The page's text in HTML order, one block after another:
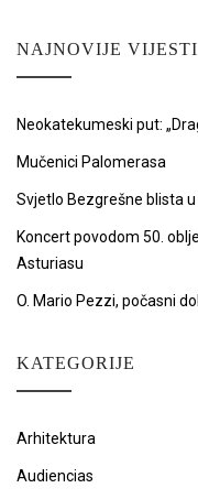
NAJNOVIJE VIJESTI
Neokatekumeski put:
Mučenici Palomerasa
Svjetlo Bezgrešne blista u
Koncert povodom 50.
Asturiasu
O. Mario Pezzi, počasni
KATEGORIJE
Arhitektura
Audiencias